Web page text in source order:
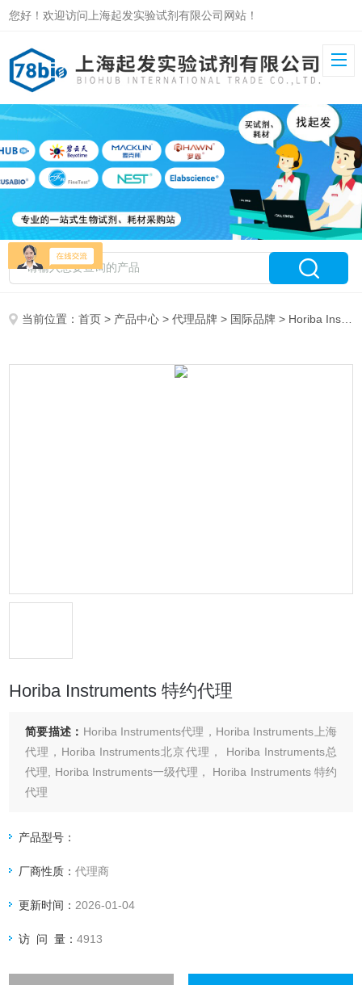
您好！欢迎访问上海起发实验试剂有限公司网站！
当前位置：首页 > 产品中心 >代理品牌 > 国际品牌 > Horiba Instruments 特约代理
Horiba Instruments 特约代理
简要描述： Horiba Instruments代理，Horiba Instruments上海
代理，Horiba Instruments北京代理， Horiba Instruments总
代理, Horiba Instruments一级代理， Horiba Instruments 特约
代理
体产品信息欢迎电询：4006551678
产品型号：
厂商性质：代理商
更新时间： 2026-01-04
访 问 量：4913